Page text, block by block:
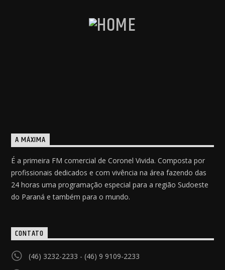
A MÁXIMA
É a primeira FM comercial de Coronel Vivida. Composta por
profissionais dedicados e com vivência na área fazendo das
24 horas uma programação especial para a região Sudoeste
do Paraná e também para o mundo.
CONTATO
(46) 3232-2233 - (46) 9 9109-2233